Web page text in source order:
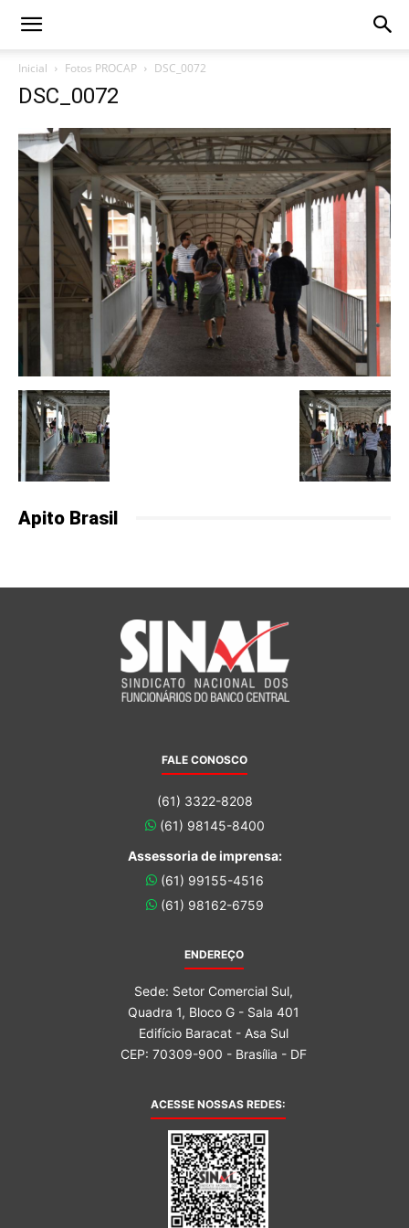
Inicial Fotos PROCAP DSC_0072
DSC_0072
Apito Brasil
FALE CONOSCO
(61) 3322-8208
(61) 98145-8400
Assessoria de imprensa:
(61) 99155-4516
(61) 98162-6759
ENDEREÇO
Sede: Setor Comercial Sul,
Quadra 1, Bloco G - Sala 401
Edifício Baracat - Asa Sul
CEP: 70309-900 - Brasília - DF
ACESSE NOSSAS REDES: